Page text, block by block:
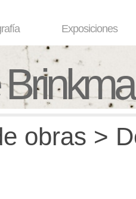
Exposiciones
obras >